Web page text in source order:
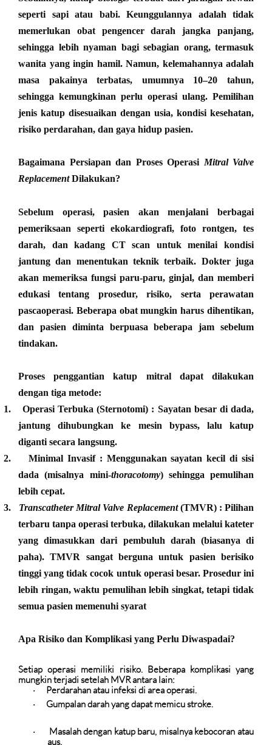
seperti sapi atau babi. Keunggulannya adalah tidak
memerlukan obat pengencer darah jangka panjang,
sehingga lebih nyaman bagi sebagian orang, termasuk
wanita yang ingin hamil. Namun, kelemahannya adalah
masa pakainya terbatas, umumnya 10–20 tahun,
sehingga kemungkinan perlu operasi ulang. Pemilihan
jenis katup disesuaikan dengan usia, kondisi kesehatan,
risiko perdarahan, dan gaya hidup pasien.
Bagaimana Persiapan dan Proses Operasi Mitral Valve
ReplacementDilakukan?
Sebelum operasi, pasien akan menjalani berbagai
pemeriksaan seperti ekokardiografi, foto rontgen, tes
darah, dan kadang CT scan untuk menilai kondisi
jantung dan menentukan teknik terbaik. Dokter juga
akan memeriksa fungsi paru-paru, ginjal, dan memberi
edukasi tentang prosedur, risiko, serta perawatan
pascaoperasi. Beberapa obat mungkin harus dihentikan,
dan pasien diminta berpuasa beberapa jam sebelum
tindakan.
Proses penggantian katup mitral dapat dilakukan
dengan tiga metode:
1.
Operasi Terbuka (Sternotomi) : Sayatan besar di dada,
jantung dihubungkan ke mesin bypass, lalu katup
diganti secara langsung.
2.
Minimal Invasif: Menggunakan sayatan kecil di sisi
dada (misalnya mini-thoracotomy) sehingga pemulihan
lebih cepat.
3.
Transcatheter Mitral Valve Replacement(TMVR): Pilihan
terbaru tanpa operasi terbuka, dilakukan melalui kateter
yang dimasukkan dari pembuluh darah (biasanya di
paha). TMVR sangat berguna untuk pasien berisiko
tinggi yang tidak cocok untuk operasi besar. Prosedur ini
lebih ringan, waktu pemulihan lebih singkat, tetapi tidak
semua pasien memenuhi syarat
Apa Risiko dan Komplikasi yang Perlu Diwaspadai?
Setiap operasi memiliki risiko. Beberapa komplikasi yang
mungkin terjadi setelah MVR antara lain:
· Perdarahan atau infeksi di area operasi.
· Gumpalan darahyang dapat memicu stroke.
· Masalah dengan katup baru, misalnya kebocoran atau
aus.